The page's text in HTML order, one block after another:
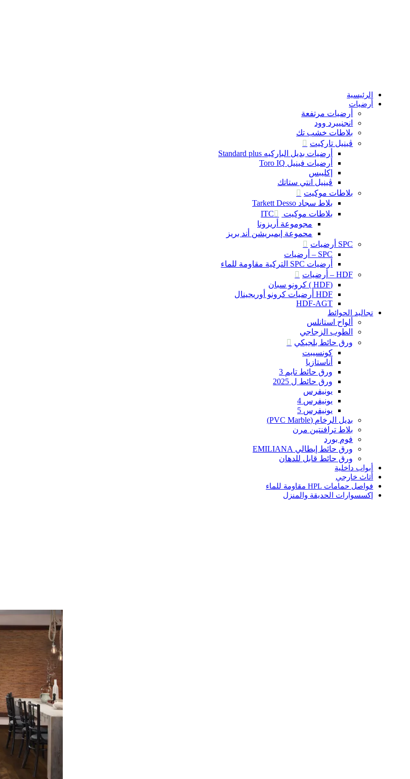
الرئيسية
أرضيات
أرضيات مرتفعة
انجنييرد وود
بلاطات خشب تك
ڤينيل تاركيت
أرضيات بديل الباركيه Standard plus
أرضيات فينيل Toro IQ
إكليبس
ڤينيل انتي ستاتك
بلاطات موكيت
بلاط سجاد Tarkett Desso
بلاطات موكيت ITC
مجوموعة أريزونا
محموعة إيمبريشن أند بريز
SPC أرضيات
SPC – أرضيات
أرضيات SPC التركية مقاومة للماء
HDF – أرضيات
(HDF ) كرونو سبان
HDF أرضيات كرونو أوريجينال
HDF-AGT
تجاليد الحوائط
ألواح استانلس
الطوب الزجاجي
ورق حائط بلجيكي
كونسيبت
أناستازيا
ورق حائط تايم 3
ورق حائط ل 2025
يونيفرس
يونيفرس 4
يونيفرس 5
بديل الرخام (PVC Marble)
بلاط ترافنتين مرن
فوم بورد
ورق حائط إيطالي EMILIANA
ورق حائط قابل للدهان
أبواب داخلية
أثاث خارجي
فواصل حمامات HPL مقاومة للماء
إكسسوارات الحديقة والمنزل